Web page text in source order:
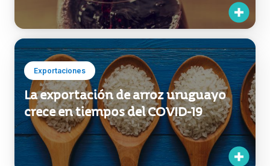
Exportaciones
La exportación de arroz uruguayo
crece en tiempos del COVID-19